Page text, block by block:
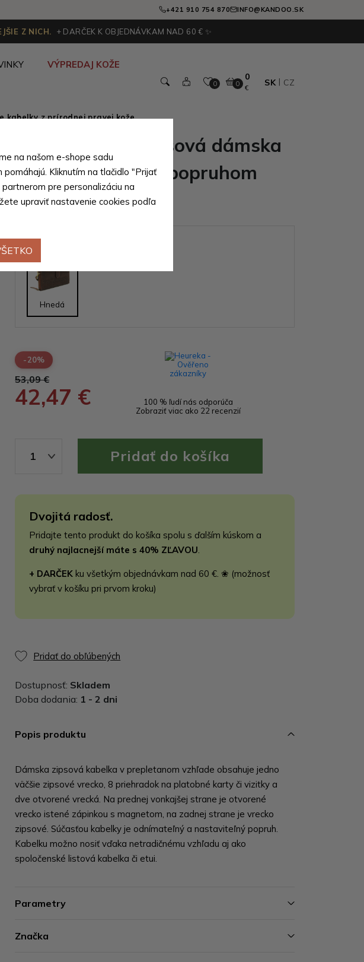
+421 910 754 870 INFO@KANDOO.SK
Z NICH. + DARČEK K OBJEDNÁVKAM NAD 60 € ✨
VÝPREDAJ KOŽE
0 0
0
€
SK CZ
kabelky z prírodnej pravej kože
Tmavo hnedá zipsová dámska
listová kabelka s popruhom
Evodio
Farebné varianty
Hnedá
-20%
53,09 €
42,47 €
100 % ľudí nás odporúča
Zobraziť viac ako 22 recenzií
1
Dvojitá radosť.
Pridajte tento produkt do košíka spolu s ďalším kúskom a
druhý najlacnejší máte s 40% ZĽAVOU.
+ DARČEK ku všetkým objednávkam nad 60 €. ❀ (možnosť
vybrať v košíku pri prvom kroku)
Pridať do obľúbených
Dostupnosť: Skladem
Doba dodania: 1 - 2 dni
Popis produktu
Dámska zipsová kabelka v prepletanom vzhľade obsahuje jedno
väčšie zipsové vrecko, 8 priehradok na platobné karty či vizitky a
dve otvorené vrecká. Na prednej vonkajšej strane je otvorené
vrecko istené zápinkou s magnetom, na zadnej strane je vrecko
zipsové. Súčasťou kabelky je odnímateľný a nastaviteľný popruh.
Kabelku možno nosiť vďaka netradičnému vzhľadu aj ako
spoločenské listová kabelka či etui.
Parametry
Značka
na našom e-shope sadu
Kliknutím na tlačidlo "Prijať
pre personalizáciu na
upraviť nastavenie cookies podľa